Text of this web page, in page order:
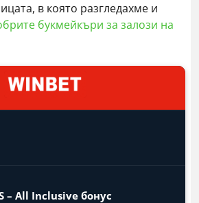
в която разгледахме и
букмейкъри за залози на
– All Inclusive бонус